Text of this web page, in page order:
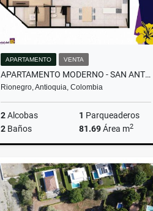
APARTAMENTO VENTA
APARTAMENTO MODERNO - SAN ANTONIO DE PEREIRA
Rionegro, Antioquia, Colombia
2Alcobas 1 Parqueaderos
2 Baños 81.69Área m2
Venta
$580.000.000